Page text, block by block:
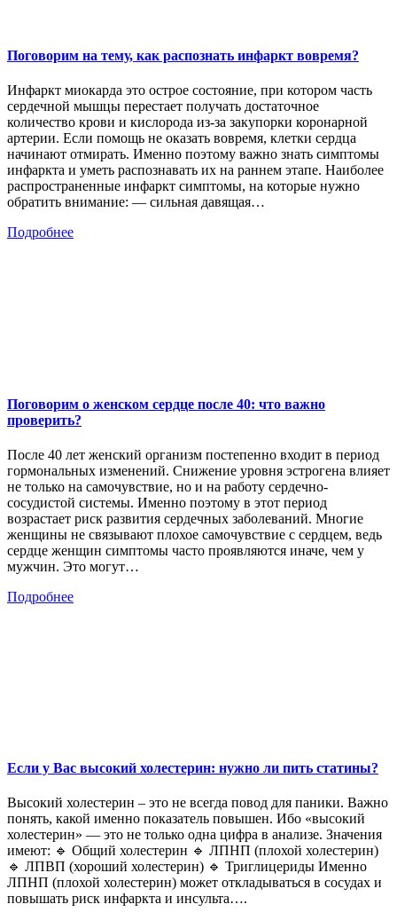
Поговорим на тему, как распознать инфаркт вовремя?
Инфаркт миокарда это острое состояние, при котором часть
сердечной мышцы перестает получать достаточное
количество крови и кислорода из-за закупорки коронарной
артерии. Если помощь не оказать вовремя, клетки сердца
начинают отмирать. Именно поэтому важно знать симптомы
инфаркта и уметь распознавать их на раннем этапе. Наиболее
распространенные инфаркт симптомы, на которые нужно
обратить внимание: — сильная давящая…
Подробнее
Поговорим о женском сердце после 40: что важно
проверить?
После 40 лет женский организм постепенно входит в период
гормональных изменений. Снижение уровня эстрогена влияет
не только на самочувствие, но и на работу сердечно-
сосудистой системы. Именно поэтому в этот период
возрастает риск развития сердечных заболеваний. Многие
женщины не связывают плохое самочувствие с сердцем, ведь
сердце женщин симптомы часто проявляются иначе, чем у
мужчин. Это могут…
Подробнее
Если у Вас высокий холестерин: нужно ли пить статины?
Высокий холестерин – это не всегда повод для паники. Важно
понять, какой именно показатель повышен. Ибо «высокий
холестерин» — это не только одна цифра в анализе. Значения
имеют: 🔹 Общий холестерин 🔹 ЛПНП (плохой холестерин)
🔹 ЛПВП (хороший холестерин) 🔹 Триглицериды Именно
ЛПНП (плохой холестерин) может откладываться в сосудах и
повышать риск инфаркта и инсульта….